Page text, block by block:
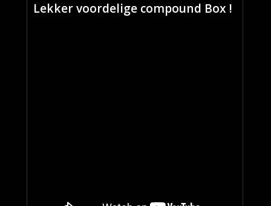
Lekker voordelige compound Box !